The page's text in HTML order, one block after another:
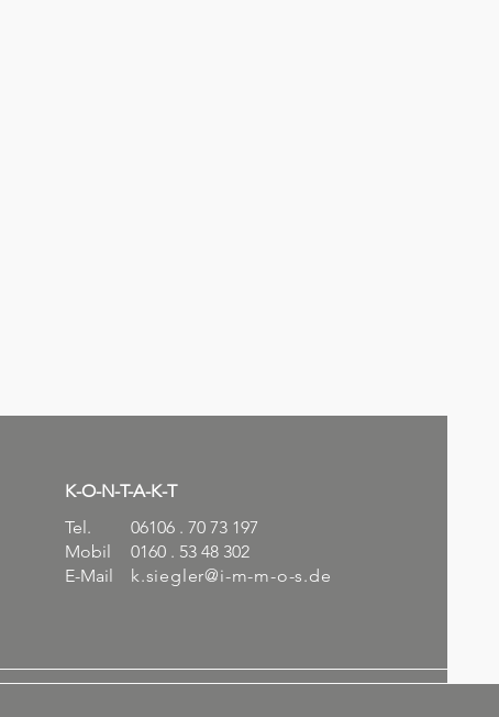
K-O-N-T-A-K-T
Tel.
Mobil
E-Mail
06106 . 70 73 197
0160 . 53 48 302
k.siegler@i-m-m-o-s.de